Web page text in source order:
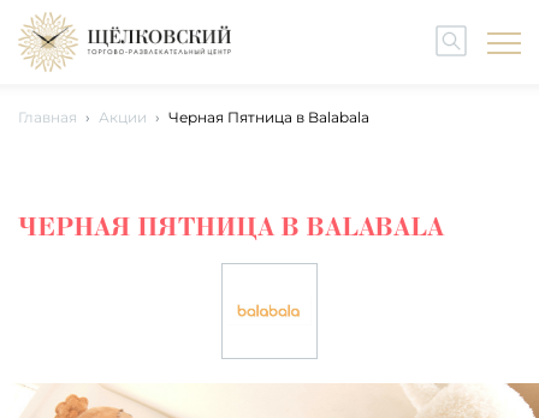
Главная Акции Черная Пятница в Balabala
ЧЕРНАЯ ПЯТНИЦА В BALABALA